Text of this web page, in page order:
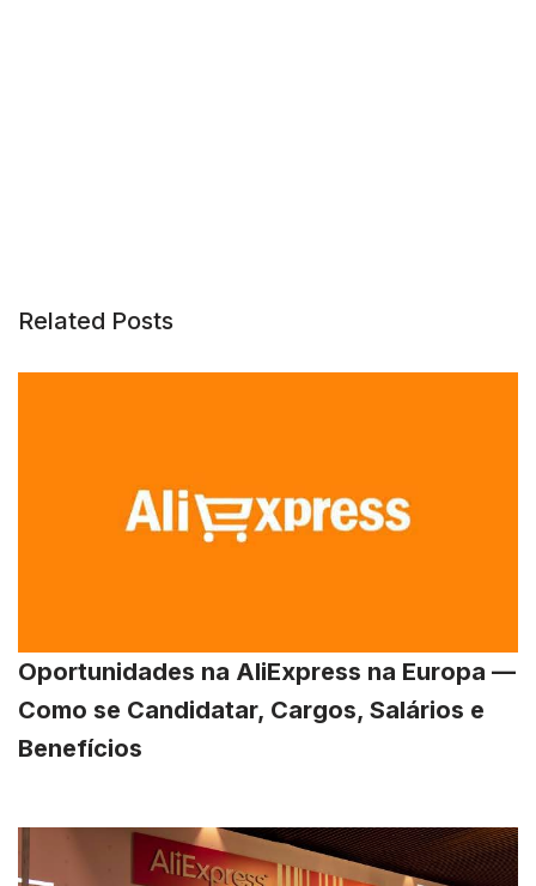
Related Posts
Oportunidades na AliExpress na Europa —
Como se Candidatar, Cargos, Salários e
Benefícios